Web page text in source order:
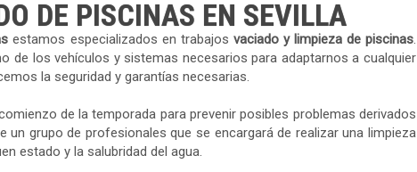
DE PISCINAS EN SEVILLA
estamos especializados en trabajos vaciado y limpieza de piscinas.
de los vehículos y sistemas necesarios para adaptarnos a cualquier
la seguridad y garantías necesarias.
de la temporada para prevenir posibles problemas derivados
un grupo de profesionales que se encargará de realizar una limpieza
estado y la salubridad del agua.